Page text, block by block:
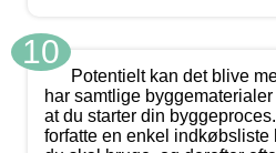
10
Potentielt kan det blive
har samtlige
at du starter din
forfatte en enkel indkøbsliste